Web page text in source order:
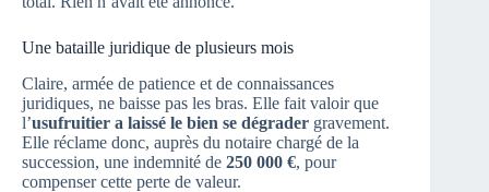
Une bataille juridique de plusieurs mois
Claire, armée de patience et de connaissances
juridiques, ne baisse pas les bras. Elle fait valoir que
l’usufruitier a laissé le bien se dégrader gravement.
Elle réclame donc, auprès du notaire chargé de la
succession, une indemnité de 250 000 €, pour
compenser cette perte de valeur.